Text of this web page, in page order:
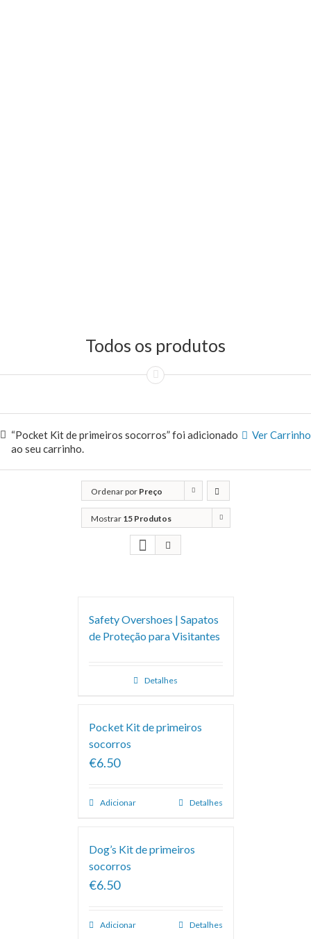
Todos os produtos
Ver Carrinho
“Pocket Kit de primeiros socorros” foi adicionado
ao seu carrinho.
Ordenar por Preço
Mostrar 15 Produtos
Safety Overshoes | Sapatos
de Proteção para Visitantes
Detalhes
Pocket Kit de primeiros
socorros
€6.50
Adicionar Detalhes
Dog’s Kit de primeiros
socorros
€6.50
Adicionar Detalhes